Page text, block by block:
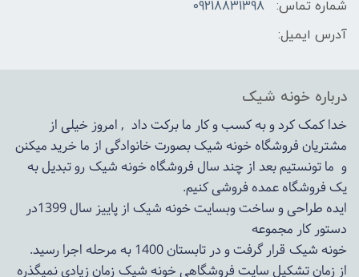
شماره تماس:
09218831398
آدرس ایمیل:
درباره خونه شیک
خدا کمک کرد و به کسب و کار ما برکت داد , امروز خیلی از
مشتریان فروشگاه خونه شیک بصورت خانوادگی از ما خرید میکنن
و ما تونستیم بعد از چند سال فروشگاهخونه شیکرو تبدیل به
یک فروشگاه عمده فروشی کنیم.
ایده طراحی و ساخت وبسایت خونه شیک از پاییز سال 1399در
دستور کار مجموعه
خونه شیک قرار گرفت و در تابستان 1400 به مرحله اجرا رسید.
از زمان تشکیل سایت فروشگاهیخونه شیکزمان زیادی نمیگذره